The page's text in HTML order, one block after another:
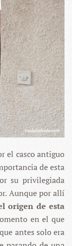
el casco antiguo
de esta
su privilegiada
Aunque por allí
origen de esta
en el que
antes solo era